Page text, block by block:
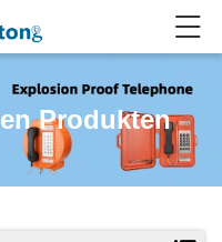
Produkten